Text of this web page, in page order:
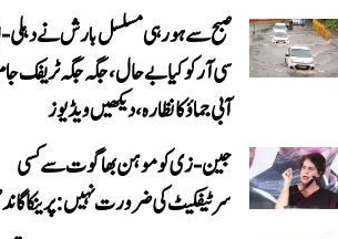
صبح سے ہو رہی مسلسل بارش نے
سی آر کو کیا بے حال، جگہ جگہ ٹریفک
آبی جماؤ کا نظارہ، دیکھیں ویڈیوز
جین-زی کو موہن بھاگوت سے کسی
سرٹیفکیٹ کی ضرورت نہیں: پرینکا